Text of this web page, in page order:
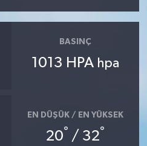
BASINÇ
1013 HPA hpa
EN DÜŞÜK / EN YÜKSEK
20° / 32°